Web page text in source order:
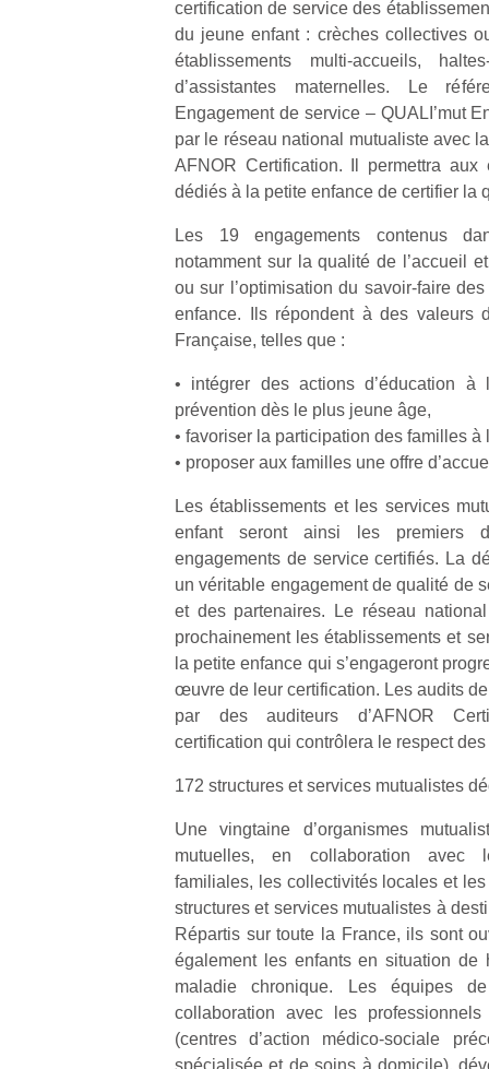
certification de service des
du jeune enfant : crèches collectives
établissements multi-accueils,
d’assistantes maternelles. Le
Engagement de service – QUALI’mut
par le réseau national mutualiste avec
AFNOR Certification. Il permettra aux
dédiés à la petite enfance de certifier la
Les 19 engagements contenus
notamment sur la qualité de l’accueil
ou sur l’optimisation du savoir-faire
enfance. Ils répondent à des valeurs
Française, telles que :
• intégrer des actions d’éducation
prévention dès le plus jeune âge,
• favoriser la participation des familles à
• proposer aux familles une offre
Les établissements et les services
enfant seront ainsi les premiers
engagements de service certifiés. La
un véritable engagement de qualité de
et des partenaires. Le réseau
prochainement les établissements et
la petite enfance qui s’engageront
œuvre de leur certification. Les audits
par des auditeurs d’AFNOR
certification qui contrôlera le respect
172 structures et services mutualistes
Une vingtaine d’organismes
mutuelles, en collaboration avec
familiales, les collectivités locales et
structures et services mutualistes à
Répartis sur toute la France, ils sont
également les enfants en situation de
maladie chronique. Les équipes
collaboration avec les
(centres d’action médico-sociale
spécialisée et de soins à domicile),
à
…